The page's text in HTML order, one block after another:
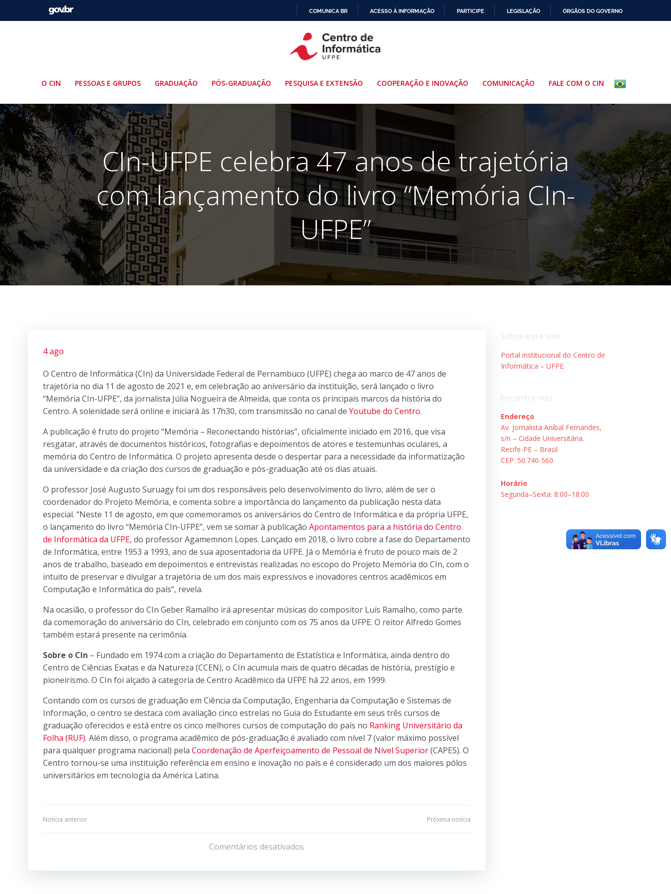
PARA
O
COMUNICA BR ACESSO À INFORMAÇÃO PARTICIPE LEGISLAÇÃO ÓRGÃOS DO GOVERNO
O CIN PESSOAS E GRUPOS GRADUAÇÃO PÓS-GRADUAÇÃO PESQUISA E EXTENSÃO COOPERAÇÃO E INOVAÇÃO COMUNICAÇÃO FALE COM O CIN
CIn-UFPE celebra 47 anos de trajetória
com lançamento do livro “Memória CIn-
UFPE”
4 ago
O Centro de Informática (CIn) da Universidade Federal de Pernambuco (UFPE) chega ao marco de 47 anos de
trajetória no dia 11 de agosto de 2021 e, em celebração ao aniversário da instituição, será lançado o livro
“Memória CIn-UFPE”, da jornalista Júlia Nogueira de Almeida, que conta os principais marcos da história do
Centro. A solenidade será online e iniciará às 17h30, com transmissão no canal de Youtube do Centro.
A publicação é fruto do projeto “Memória – Reconectando histórias”, oficialmente iniciado em 2016, que visa
resgatar, através de documentos históricos, fotografias e depoimentos de atores e testemunhas oculares, a
memória do Centro de Informática. O projeto apresenta desde o despertar para a necessidade da informatização
da universidade e da criação dos cursos de graduação e pós-graduação até os dias atuais.
O professor José Augusto Suruagy foi um dos responsáveis pelo desenvolvimento do livro, além de ser o
coordenador do Projeto Memória, e comenta sobre a importância do lançamento da publicação nesta data
especial. “Neste 11 de agosto, em que comemoramos os aniversários do Centro de Informática e da própria UFPE,
o lançamento do livro “Memória CIn-UFPE”, vem se somar à publicação Apontamentos para a história do Centro
de Informática da UFPE, do professor Agamemnon Lopes. Lançado em 2018, o livro cobre a fase do Departamento
de Informática, entre 1953 a 1993, ano de sua aposentadoria da UFPE. Já o Memória é fruto de pouco mais de 2
anos de trabalho, baseado em depoimentos e entrevistas realizadas no escopo do Projeto Memória do CIn, com o
intuito de preservar e divulgar a trajetória de um dos mais expressivos e inovadores centros acadêmicos em
Computação e Informática do país“, revela.
Na ocasião, o professor do CIn Geber Ramalho irá apresentar músicas do compositor Luís Ramalho, como parte
da comemoração do aniversário do CIn, celebrado em conjunto com os 75 anos da UFPE. O reitor Alfredo Gomes
também estará presente na cerimônia.
Sobre o CIn – Fundado em 1974 com a criação do Departamento de Estatística e Informática, ainda dentro do
Centro de Ciências Exatas e da Natureza (CCEN), o CIn acumula mais de quatro décadas de história, prestígio e
pioneirismo. O CIn foi alçado à categoria de Centro Acadêmico da UFPE há 22 anos, em 1999.
Contando com os cursos de graduação em Ciência da Computação, Engenharia da Computação e Sistemas de
Informação, o centro se destaca com avaliação cinco estrelas no Guia do Estudante em seus três cursos de
graduação oferecidos e está entre os cinco melhores cursos de computação do país no Ranking Universitário da
Folha (RUF). Além disso, o programa acadêmico de pós-graduação é avaliado com nível 7 (valor máximo possível
para qualquer programa nacional) pela Coordenação de Aperfeiçoamento de Pessoal de Nível Superior(CAPES). O
Centro tornou-se uma instituição referência em ensino e inovação no país e é considerado um dos maiores pólos
universitários em tecnologia da América Latina.
Navegação
Post
Notícia anterior
de
Post
Próxima notícia
Comentários desativados
Portal institucional do Centro de
Informática – UFPE
Endereço
Av. Jornalista Aníbal Fernandes,
s/n – Cidade Universitária.
Recife-PE – Brasil
CEP: 50.740-560
Horário
Segunda–Sexta: 8:00–18:00